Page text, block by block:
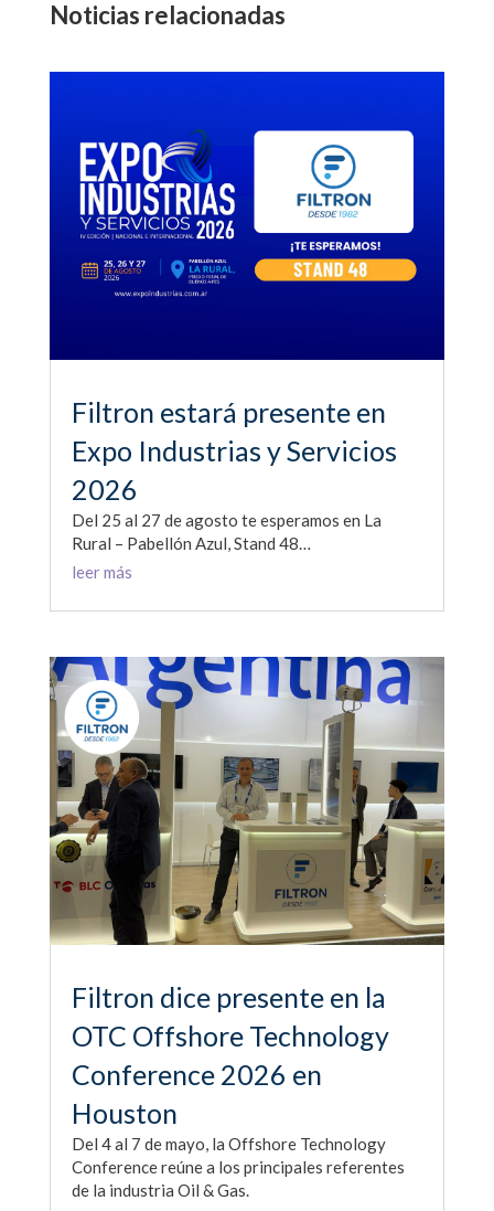
Noticias relacionadas
Filtron estará presente en
Expo Industrias y Servicios
2026
Del 25 al 27 de agosto te esperamos en La
Rural – Pabellón Azul, Stand 48…
leer más
Filtron dice presente en la
OTC Offshore Technology
Conference 2026 en
Houston
Del 4 al 7 de mayo, la Offshore Technology
Conference reúne a los principales referentes
de la industria Oil & Gas.